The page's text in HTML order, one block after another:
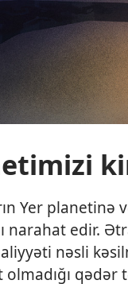
Yer planetinə
narahat edir.
nəsli
olmadığı